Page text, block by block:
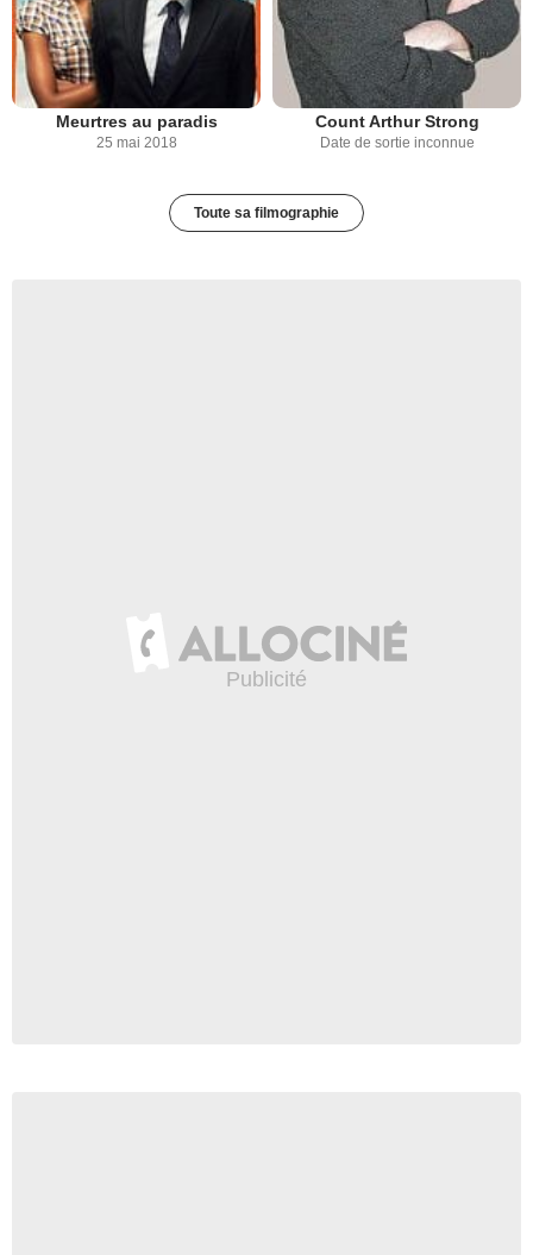
Meurtres au paradis
25 mai 2018
Count Arthur Strong
Date de sortie inconnue
Toute sa filmographie